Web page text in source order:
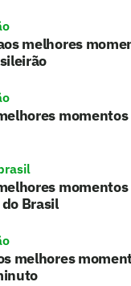
melhores
Brasil
melhores